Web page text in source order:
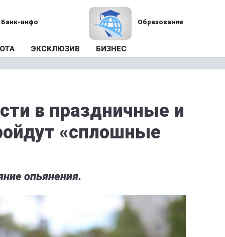
Банк-инфо Образование
ЭКСКЛЮЗИВ БИЗНЕС
в праздничные и
«сплошные
опьянения.